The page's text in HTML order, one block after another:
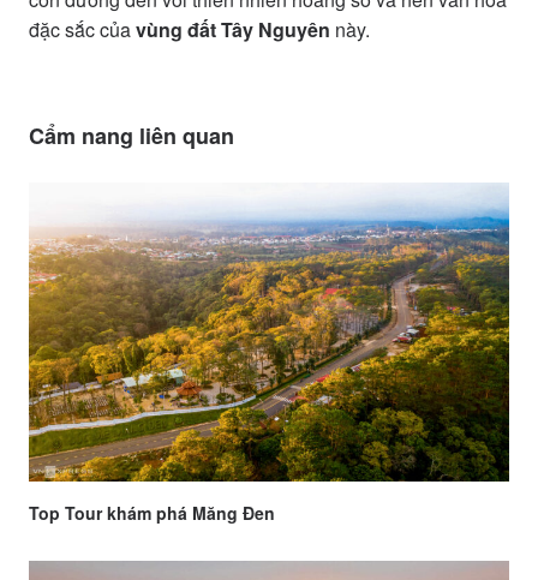
đặc sắc củavùng đất Tây Nguyên này.
Cẩm nang liên quan
Top Tour khám phá Măng Đen